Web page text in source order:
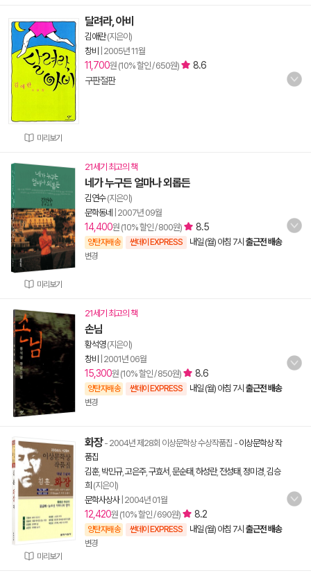
미리보기
달려라, 아비
김애란(지은이)
창비
2005년 11월
11,700원 (10% 할인 / 650원)
8.6
구판절판
미리보기
21세기 최고의 책
네가 누구든 얼마나 외롭든
김연수(지은이)
문학동네
2007년 09월
14,400원 (10% 할인 / 800원) 8.5
양탄자배송 썬데이 EXPRESS 내일 (월) 아침 7시 출근전 배송
변경
21세기 최고의 책
손님
황석영(지은이)
창비
2001년 06월
15,300원 (10% 할인 / 850원) 8.6
양탄자배송 썬데이 EXPRESS 내일 (월) 아침 7시 출근전 배송
변경
미리보기
화장- 2004년 제28회 이상문학상 수상작품집 - 이상문학상 작
품집
김훈, 박민규, 고은주, 구효서 문순태 하성란,전성태 정미경 김승
희 (지은이)
문학사상사| 2004년 01월
12,420원 (10% 할인 / 690원) 8.2
양탄자배송 썬데이 EXPRESS 내일 (월) 아침 7시 출근전 배송
변경